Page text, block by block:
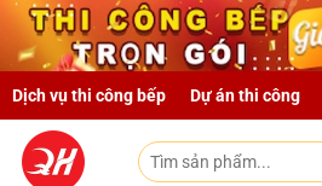
Skip to main content
Dịch vụ thi công bếp Dự án thi công